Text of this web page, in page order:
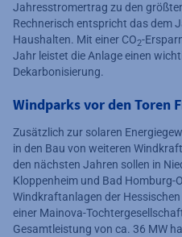
Jahresstromertrag zu den
Rechnerisch entspricht das dem
Haushalten. Mit einer CO2-
Jahr leistet die Anlage einen
Dekarbonisierung.
Windparks vor den Toren
Zusätzlich zur solaren
in den Bau von weiteren
den nächsten Jahren sollen in
Kloppenheim und Bad Homburg-
Windkraftanlagen der
einer Mainova-
Gesamtleistung von ca. 36 MW